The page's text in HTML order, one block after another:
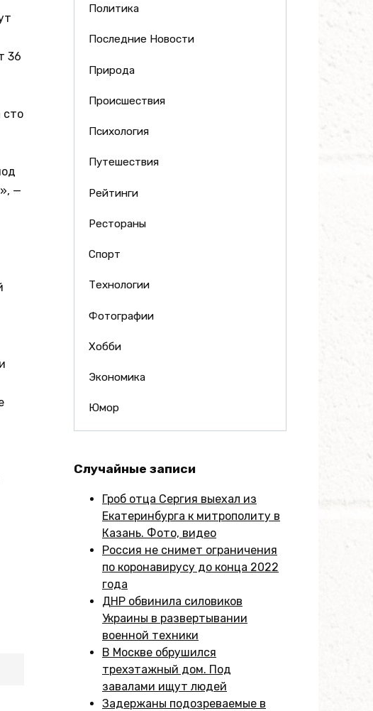
36
сто
—
Политика
Последние Новости
Природа
Происшествия
Психология
Путешествия
Рейтинги
Рестораны
Спорт
Технологии
Фотографии
Хобби
Экономика
Юмор
Случайные записи
Гроб отца Сергия выехал из
Екатеринбурга к митрополиту в
Казань. Фото, видео
Россия не снимет ограничения
по коронавирусу до конца 2022
года
ДНР обвинила силовиков
Украины в развертывании
военной техники
В Москве обрушился
трехэтажный дом. Под
завалами ищут людей
Задержаны подозреваемые в